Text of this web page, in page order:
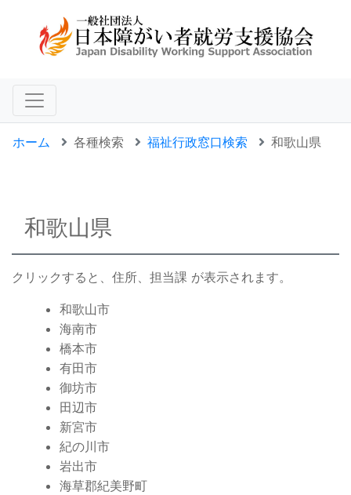
ホーム 各種検索 福祉行政窓口検索 和歌山県
和歌山県
クリックすると、住所、担当課 が表示されます。
和歌山市
海南市
橋本市
有田市
御坊市
田辺市
新宮市
紀の川市
岩出市
海草郡紀美野町